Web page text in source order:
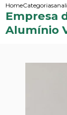
HomeCategorias
Empresa
Alumínio